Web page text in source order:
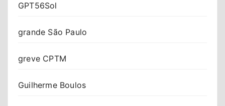
GPT56Sol
grande São Paulo
greve CPTM
Guilherme Boulos